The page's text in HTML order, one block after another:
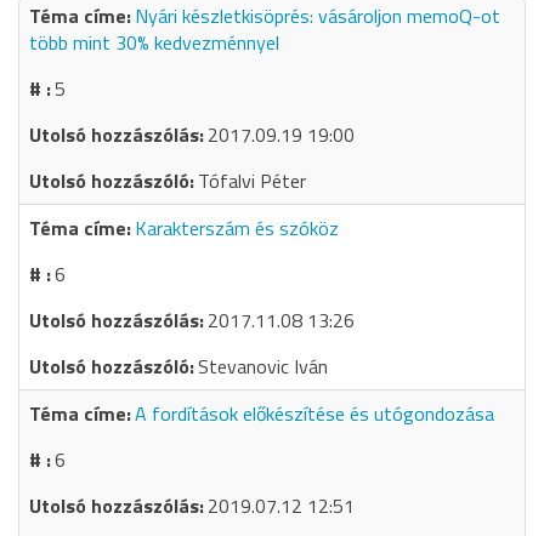
Nyári készletkisöprés: vásároljon memoQ-ot
több mint 30% kedvezménnyel
5
2017.09.19 19:00
Tófalvi Péter
Karakterszám és szóköz
6
2017.11.08 13:26
Stevanovic Iván
A fordítások előkészítése és utógondozása
6
2019.07.12 12:51